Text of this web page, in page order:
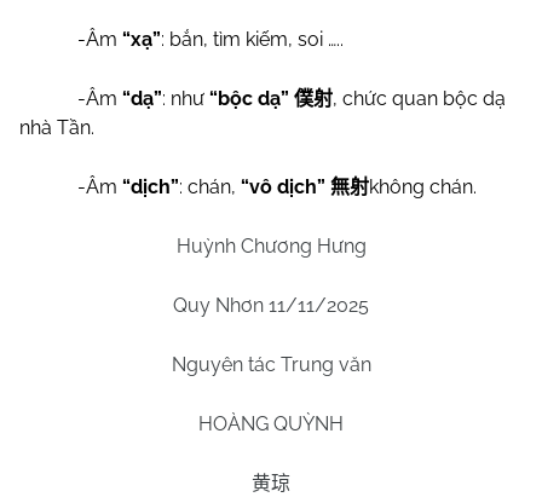
-Âm “xạ”: bắn, tìm kiếm, soi …..
-Âm “dạ”: như “bộc dạ” 僕射, chức quan bộc dạ
nhà Tần.
-Âm “dịch”: chán, “vô dịch” 無射không chán.
Huỳnh Chương Hưng
Quy Nhơn 11/11/2025
Nguyên tác Trung văn
HOÀNG QUỲNH
黄琼